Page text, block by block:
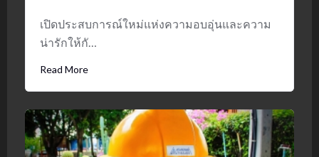
เปิดประสบการณ์ใหม่แห่งความอบอุ่นและความ
น่ารักให้กั…
Read More